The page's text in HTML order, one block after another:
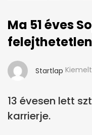
Ma 51 éves
Startlap
13 évesen lett
karrierje.